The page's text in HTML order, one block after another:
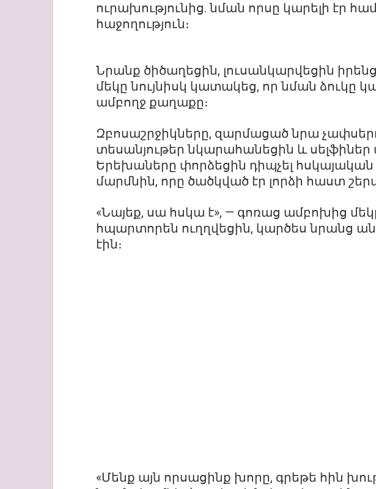
ուրախությունից. նման որսը կարելի էր
հաջողություն։
Նրանք ծիծաղեցին, լուսանկարվեցին
մեկը նույնիսկ կատակեց, որ նման ձուկը
ամբողջ քաղաքը։
Զբոսաշրջիկները, զարմացած նրա
տեսանյութեր նկարահանեցին և սելֆիներ
Երեխաները փորձեցին դիպչել հսկայական
մարմնին, որը ծածկված էր լորձի հաստ
«Նայեք, սա հսկա է», — գոռաց ամբոխից
հպարտորեն ուղղվեցին, կարծես նրանց
էին։
«Մենք այն որսացինք խորը, գրեթե հին